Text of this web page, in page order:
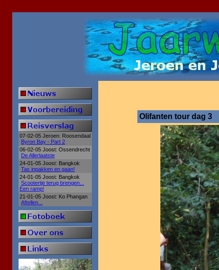
07-02-05 Jeroen: Roosendaal
Byron Bay - Part 2
06-02-05 Joost: Ossendrecht
De Allerlaatste
24-01-05 Joost: Bangkok
Tas inpakken en gaan!
24-01-05 Joost: Bangkok
Scootertje terug brengen...
Een ramp!
21-01-05 Joost: Ko Phangan
Aftellen...
Olifanten tour dag 3